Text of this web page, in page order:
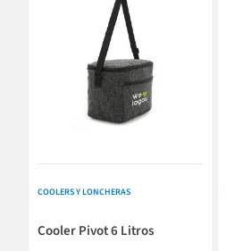
COOLERS Y LONCHERAS
Cooler Pivot 6 Litros